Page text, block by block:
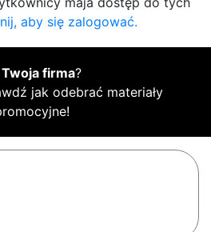
aby się zalogować.
firma?
jak odebrać materiały